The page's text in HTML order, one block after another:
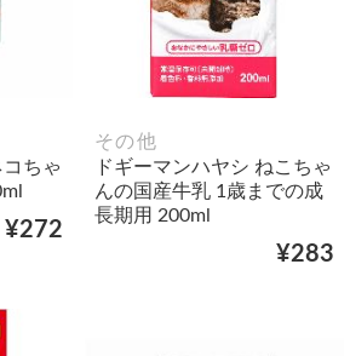
ちゃ
¥272
その他
ドギーマンハヤシ ねこちゃ
んの国産牛乳 1歳までの成
長期用 200ml
¥283